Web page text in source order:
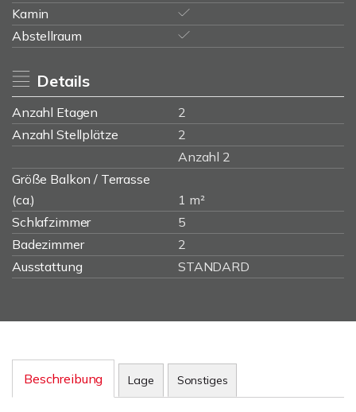
Kamin
Abstellraum
Details
Anzahl Etagen
2
Anzahl Stellplätze
2
Anzahl 2
Größe Balkon / Terrasse
(ca.)
1 m²
Schlafzimmer
5
Badezimmer
2
Ausstattung
STANDARD
Beschreibung Lage Sonstiges